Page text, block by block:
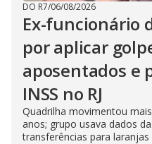
DO R7/06/08/2026
Ex-funcionário
por aplicar
aposentados e
INSS no RJ
Quadrilha movimentou
anos; grupo usava dados
transferências para laranjas